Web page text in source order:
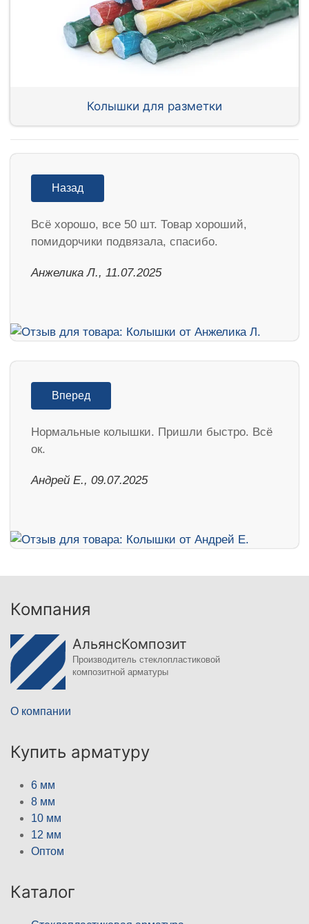
Колышки для разметки
Назад
Всё хорошо, все 50 шт. Товар хороший,
помидорчики подвязала, спасибо.
Анжелика Л., 11.07.2025
Вперед
Нормальные колышки. Пришли быстро. Всё
ок.
Андрей Е., 09.07.2025
Компания
АльянсКомпозит
Производитель стеклопластиковой
композитной арматуры
О компании
Купить арматуру
6 мм
8 мм
10 мм
12 мм
Оптом
Каталог